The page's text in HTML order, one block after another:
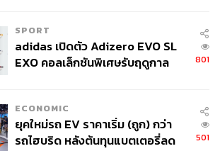
SPORT
adidas เปิดตัว Adizero EVO SL
EXO คอลเล็กชันพิเศษรับฤดูกาล
801
ECONOMIC
ยุคใหม่รถ EV ราคาเริ่ม (ถูก) กว่า
รถไฮบริด หลังต้นทุนแบตเตอรี่ลด
501